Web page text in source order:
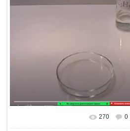
270 0